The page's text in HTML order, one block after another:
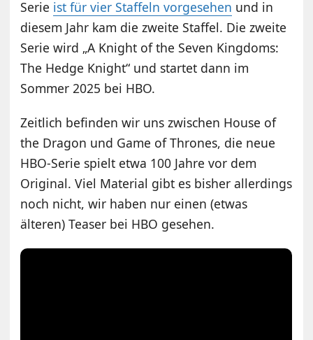
Serie ist für vier Staffeln vorgesehen und in
diesem Jahr kam die zweite Staffel. Die zweite
Serie wird „A Knight of the Seven Kingdoms:
The Hedge Knight“ und startet dann im
Sommer 2025 bei HBO.
Zeitlich befinden wir uns zwischen House of
the Dragon und Game of Thrones, die neue
HBO-Serie spielt etwa 100 Jahre vor dem
Original. Viel Material gibt es bisher allerdings
noch nicht, wir haben nur einen (etwas
älteren) Teaser bei HBO gesehen.